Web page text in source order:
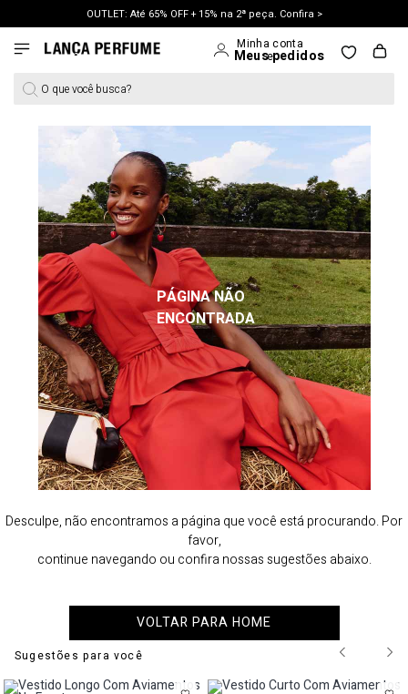
OUTLET: Até 65% OFF + 15% na 2ª peça. Confira >
LANÇAMENTO PRIMAVERA 27. Clique e aproveite.
O que você busca?
PÁGINA NÃO
ENCONTRADA
Desculpe, não encontramos a página que você está procurando. Por
favor,
continue navegando ou confira nossas sugestões abaixo.
VOLTAR PARA HOME
Sugestões para você